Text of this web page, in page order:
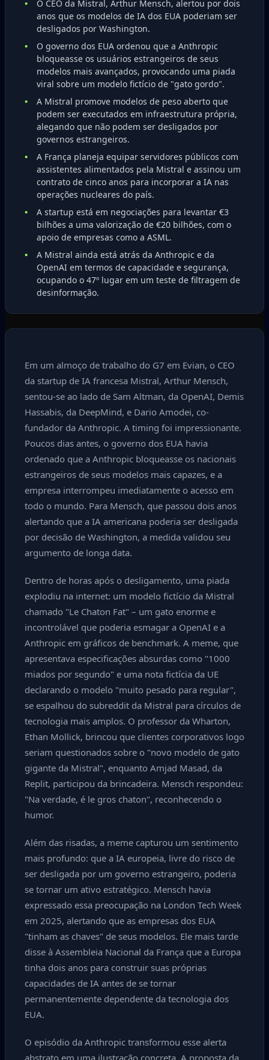
O CEO da Mistral, Arthur Mensch, alertou por dois
anos que os modelos de IA dos EUA poderiam ser
desligados por Washington.
O governo dos EUA ordenou que a Anthropic
bloqueasse os usuários estrangeiros de seus
modelos mais avançados, provocando uma piada
viral sobre um modelo fictício de "gato gordo".
A Mistral promove modelos de peso aberto que
podem ser executados em infraestrutura própria,
alegando que não podem ser desligados por
governos estrangeiros.
A França planeja equipar servidores públicos com
assistentes alimentados pela Mistral e assinou um
contrato de cinco anos para incorporar a IA nas
operações nucleares do país.
A startup está em negociações para levantar €3
bilhões a uma valorização de €20 bilhões, com o
apoio de empresas como a ASML.
A Mistral ainda está atrás da Anthropic e da
OpenAI em termos de capacidade e segurança,
ocupando o 47º lugar em um teste de filtragem de
desinformação.
Em um almoço de trabalho do G7 em Evian, o CEO
da startup de IA francesa Mistral, Arthur Mensch,
sentou-se ao lado de Sam Altman, da OpenAI, Demis
Hassabis, da DeepMind, e Dario Amodei, co-
fundador da Anthropic. A timing foi impressionante.
Poucos dias antes, o governo dos EUA havia
ordenado que a Anthropic bloqueasse os nacionais
estrangeiros de seus modelos mais capazes, e a
empresa interrompeu imediatamente o acesso em
todo o mundo. Para Mensch, que passou dois anos
alertando que a IA americana poderia ser desligada
por decisão de Washington, a medida validou seu
argumento de longa data.
Dentro de horas após o desligamento, uma piada
explodiu na internet: um modelo fictício da Mistral
chamado "Le Chaton Fat" – um gato enorme e
incontrolável que poderia esmagar a OpenAI e a
Anthropic em gráficos de benchmark. A meme, que
apresentava especificações absurdas como "1000
miados por segundo" e uma nota fictícia da UE
declarando o modelo "muito pesado para regular",
se espalhou do subreddit da Mistral para círculos de
tecnologia mais amplos. O professor da Wharton,
Ethan Mollick, brincou que clientes corporativos logo
seriam questionados sobre o "novo modelo de gato
gigante da Mistral", enquanto Amjad Masad, da
Replit, participou da brincadeira. Mensch respondeu:
"Na verdade, é le gros chaton", reconhecendo o
humor.
Além das risadas, a meme capturou um sentimento
mais profundo: que a IA europeia, livre do risco de
ser desligada por um governo estrangeiro, poderia
se tornar um ativo estratégico. Mensch havia
expressado essa preocupação na London Tech Week
em 2025, alertando que as empresas dos EUA
"tinham as chaves" de seus modelos. Ele mais tarde
disse à Assembleia Nacional da França que a Europa
tinha dois anos para construir suas próprias
capacidades de IA antes de se tornar
permanentemente dependente da tecnologia dos
EUA.
O episódio da Anthropic transformou esse alerta
abstrato em uma ilustração concreta. A proposta da